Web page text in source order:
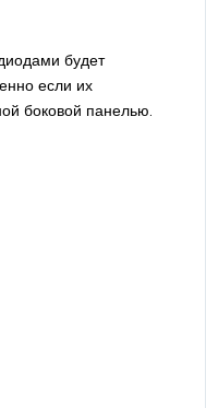
будет
если их
боковой панелью.